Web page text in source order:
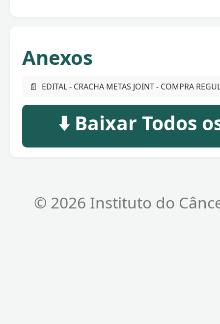
Anexos
📄 EDITAL - CRACHA METAS JOINT - COMPRA
⬇️ Baixar Todos
© 2026 Instituto do